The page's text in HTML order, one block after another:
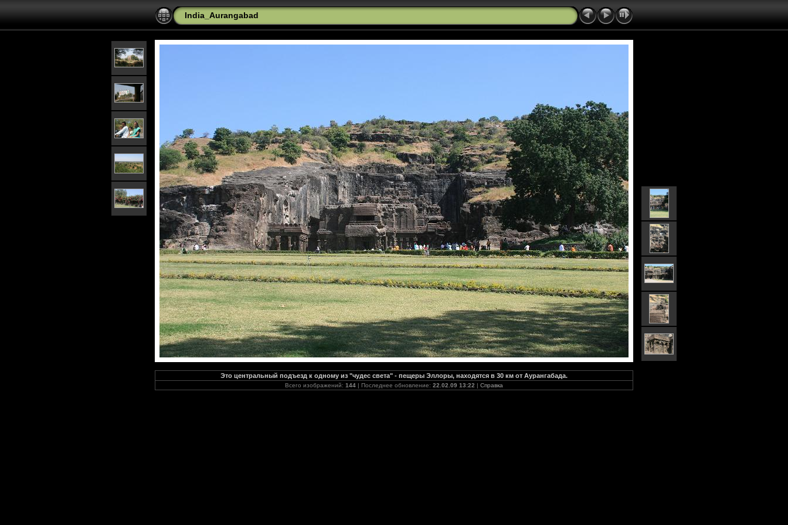
India_Aurangabad
Это центральный подъезд к одному из "чудес света" - пещеры Эллоры, находятся в 30 км от Аурангабада.
Всего изображений: 144 | Последнее обновление: 22.02.09 13:22 | Справка